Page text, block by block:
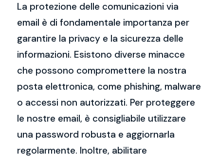
La protezione delle comunicazioni via
email è di fondamentale importanza per
garantire la privacy e la sicurezza delle
informazioni. Esistono diverse minacce
che possono compromettere la nostra
posta elettronica, come phishing, malware
o accessi non autorizzati. Per proteggere
le nostre email, è consigliabile utilizzare
una password robusta e aggiornarla
regolarmente. Inoltre, abilitare